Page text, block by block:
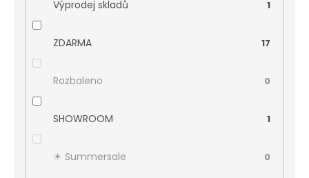
Výprodej skladů 1
ZDARMA 17
Rozbaleno 0
SHOWROOM 1
☀︎ Summersale 0